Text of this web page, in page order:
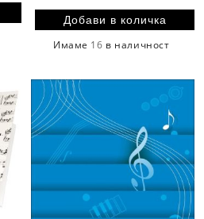
Имаме 16 в наличност